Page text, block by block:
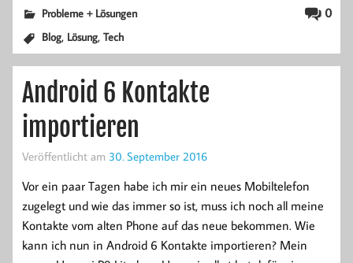
0
Probleme + Lösungen
Blog, Lösung,Tech
Android 6 Kontakte
importieren
Veröffentlicht am 30. September 2016
Vor ein paar Tagen habe ich mir ein neues Mobiltelefon
zugelegt und wie das immer so ist, muss ich noch all meine
Kontakte vom alten Phone auf das neue bekommen. Wie
kann ich nun in Android 6 Kontakte importieren? Mein